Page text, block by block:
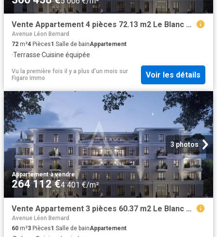
Vente Appartement 4 pièces 72.13 m2 Le Blanc Mesnil
Avenue Léon Bernard
72 m²4 Pièces1 Salle de bainAppartement
·Terrasse·Cuisine équipée
Vu la première fois il y a plus d'un mois sur
Figaro Immo
Voir les détails
3 photos
Appartement·à vendre
264 112 €4 401 €/m²
Vente Appartement 3 pièces 60.37 m2 Le Blanc Mesnil
Avenue Léon Bernard
60 m²3 Pièces1 Salle de bainAppartement